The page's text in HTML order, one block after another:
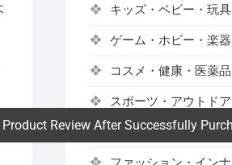
Review After Successfully
キッズ・ベビー・玩具
ゲーム・ホビー・楽器
コスメ・健康・医薬品
スポーツ・アウトドア
ドリンク・お酒